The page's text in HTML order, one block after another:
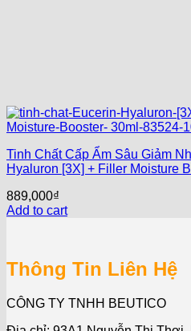
Tinh Chất Cấp Ẩm Sâu Giảm
Hyaluron [3X] + Filler Moisture
889,000₫
Add to cart
Thông Tin Liên Hệ
CÔNG TY TNHH BEUTICO